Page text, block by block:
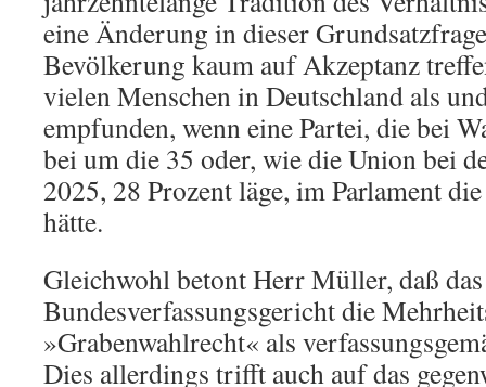
eine Änderung in dieser
Bevölkerung kaum auf Akzeptanz
vielen Menschen in Deutschland als
empfunden, wenn eine Partei, die bei
bei um die 35 oder, wie die Union bei
2025, 28 Prozent läge, im Parlament
hätte.
Gleichwohl betont Herr Müller, daß das
Bundesverfassungsgericht die
»Grabenwahlrecht« als
Dies allerdings trifft auch auf das